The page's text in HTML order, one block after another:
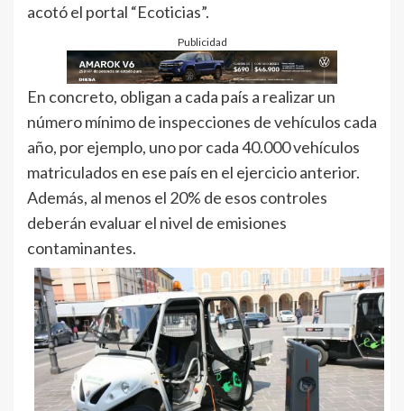
acotó el portal “Ecoticias”.
Publicidad
En concreto, obligan a cada país a realizar un
número mínimo de inspecciones de vehículos cada
año, por ejemplo, uno por cada 40.000 vehículos
matriculados en ese país en el ejercicio anterior.
Además, al menos el 20% de esos controles
deberán evaluar el nivel de emisiones
contaminantes.